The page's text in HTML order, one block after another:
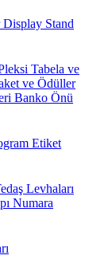
Display Stand
Tabela ve
ve Ödüller
Banko Önü
Etiket
Levhaları
Numara